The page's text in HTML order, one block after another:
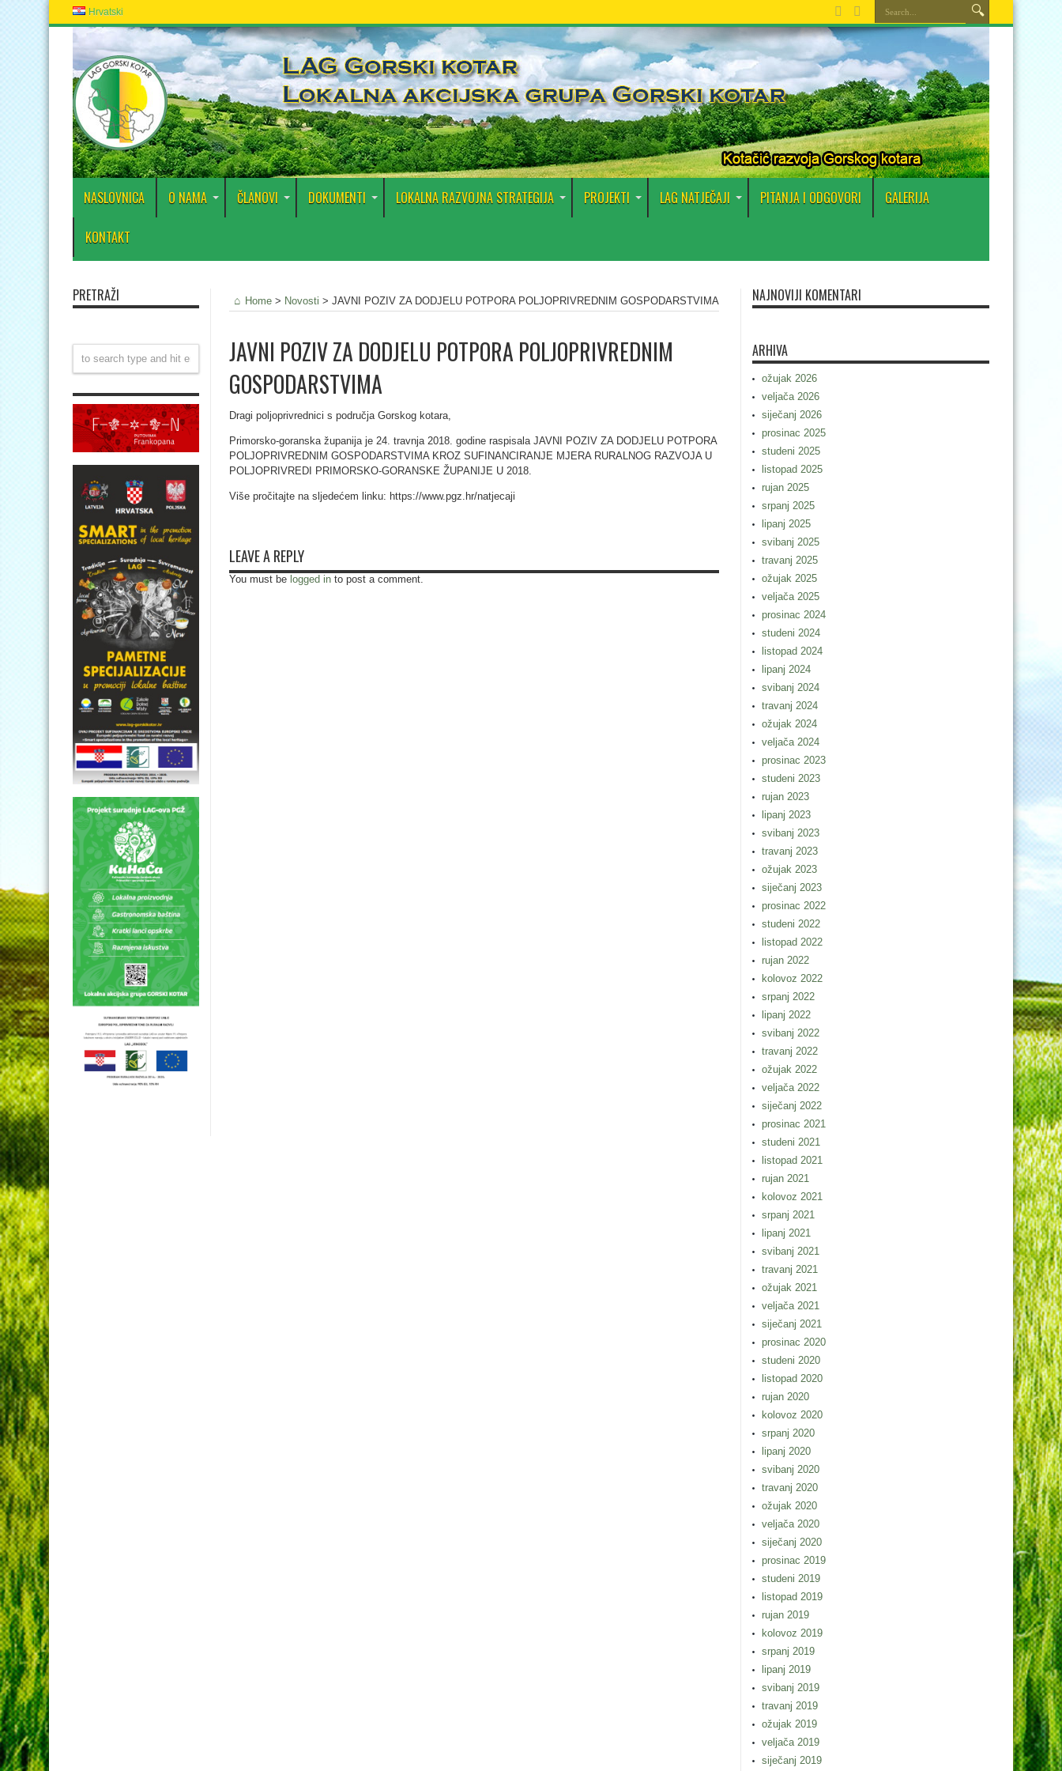
Hrvatski
NASLOVNICA O NAMA ČLANOVI DOKUMENTI LOKALNA RAZVOJNA STRATEGIJA PROJEKTI LAG NATJEČAJI PITANJA I ODGOVORI GALERIJA
KONTAKT
Home > Novosti > JAVNI POZIV ZA DODJELU POTPORA POLJOPRIVREDNIM GOSPODARSTVIMA
JAVNI POZIV ZA DODJELU POTPORA POLJOPRIVREDNIM
GOSPODARSTVIMA
Dragi poljoprivrednici s područja Gorskog kotara,
Primorsko-goranska županija je 24. travnja 2018. godine raspisala JAVNI POZIV ZA DODJELU POTPORA
POLJOPRIVREDNIM GOSPODARSTVIMA KROZ SUFINANCIRANJE MJERA RURALNOG RAZVOJA U
POLJOPRIVREDI PRIMORSKO-GORANSKE ŽUPANIJE U 2018.
Više pročitajte na sljedećem linku: https://www.pgz.hr/natjecaji
LEAVE A REPLY
You must be logged in to post a comment.
PRETRAŽI NAJNOVIJI KOMENTARI
ARHIVA
ožujak 2026
veljača 2026
siječanj 2026
prosinac 2025
studeni 2025
listopad 2025
rujan 2025
srpanj 2025
lipanj 2025
svibanj 2025
travanj 2025
ožujak 2025
veljača 2025
prosinac 2024
studeni 2024
listopad 2024
lipanj 2024
svibanj 2024
travanj 2024
ožujak 2024
veljača 2024
prosinac 2023
studeni 2023
rujan 2023
lipanj 2023
svibanj 2023
travanj 2023
ožujak 2023
siječanj 2023
prosinac 2022
studeni 2022
listopad 2022
rujan 2022
kolovoz 2022
srpanj 2022
lipanj 2022
svibanj 2022
travanj 2022
ožujak 2022
veljača 2022
siječanj 2022
prosinac 2021
studeni 2021
listopad 2021
rujan 2021
kolovoz 2021
srpanj 2021
lipanj 2021
svibanj 2021
travanj 2021
ožujak 2021
veljača 2021
siječanj 2021
prosinac 2020
studeni 2020
listopad 2020
rujan 2020
kolovoz 2020
srpanj 2020
lipanj 2020
svibanj 2020
travanj 2020
ožujak 2020
veljača 2020
siječanj 2020
prosinac 2019
studeni 2019
listopad 2019
rujan 2019
kolovoz 2019
srpanj 2019
lipanj 2019
svibanj 2019
travanj 2019
ožujak 2019
veljača 2019
siječanj 2019